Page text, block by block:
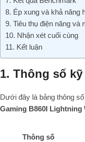
8. Ép xung và khả năng
9. Tiêu thụ điện năng và
10. Nhận xét cuối cùng
11. Kết luận
1. Thông số
Dưới đây là bảng thông
Gaming B860I Lightning
Thông số